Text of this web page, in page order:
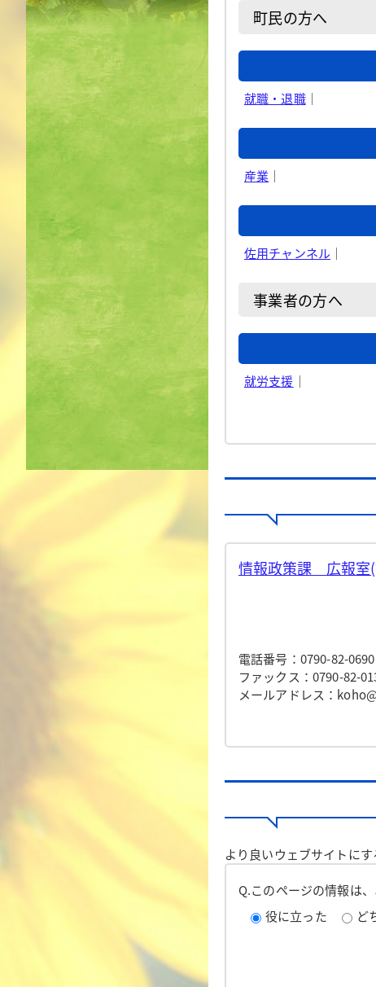
町民の方へ
就職・退職｜
産業 ｜
佐用チャンネル ｜
事業者の方へ
就労支援 ｜
情報政策課 広報
電話番号：0790-82-0690
ファックス：0790-82-
メールアドレス：
より良いウェブサイトに
Q.このページの情報は
役に立った
ど